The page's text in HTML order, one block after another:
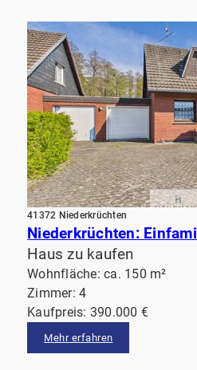
41372 Niederkrüchten
Haus zu kaufen
Wohnfläche: ca. 150 m²
Zimmer: 4
Kaufpreis: 390.000 €
Mehr erfahren